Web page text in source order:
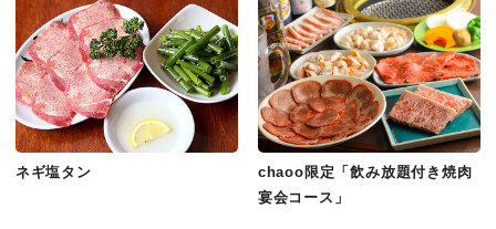
ネギ塩タン
chaoo限定「飲み放題付き焼肉
宴会コース」